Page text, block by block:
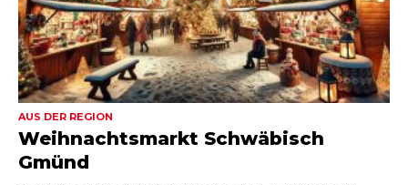
AUS DER REGION
Weihnachtsmarkt Schwäbisch
Gmünd